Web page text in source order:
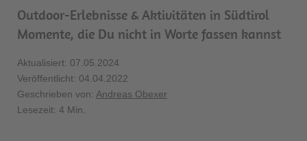
Outdoor-Erlebnisse & Aktivitäten in Südtirol
Momente, die Du nicht in Worte fassen kannst
Aktualisiert: 07.05.2024
Veröffentlicht: 04.04.2022
Geschrieben von: Andreas Obexer
Lesezeit: 4 Min.